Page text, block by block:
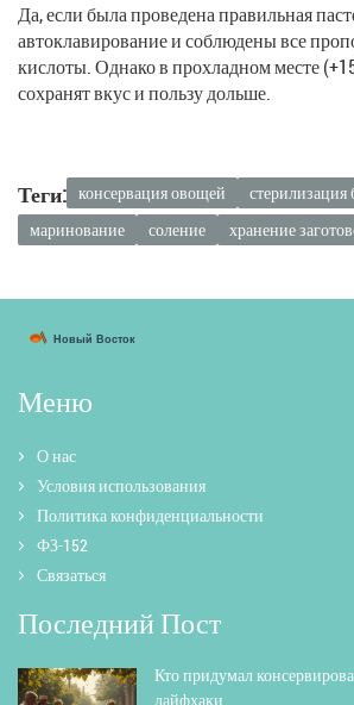
Да, если была проведена правильная
автоклавирование и соблюдены все
кислоты. Однако в прохладном месте
сохранят вкус и пользу дольше.
Теги: консервация овощей
стерилизация
маринование
соление хранение
Меню
О нас
Условия использования
Политика конфиденциальности
ФЗ-152
Связаться
Последний Пост
Кто придумал
лайфхаки